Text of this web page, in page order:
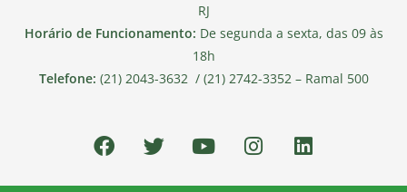
RJ
Horário de Funcionamento: De segunda a sexta, das 09 às
18h
Telefone: (21) 2043-3632 / (21) 2742-3352 – Ramal 500